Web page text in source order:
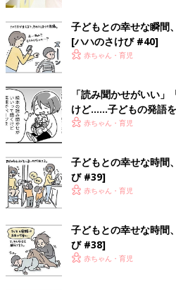
子どもとの幸せな瞬間
[ハハのさけび #40]
赤ちゃん・育児
「読み聞かせがいい
けど……子どもの発語
う子育て ＃64』
赤ちゃん・育児
子どもとの幸せな時間
び #39]
赤ちゃん・育児
子どもとの幸せな時間
び #38]
赤ちゃん・育児